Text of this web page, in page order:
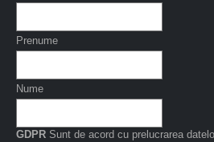
Prenume
Nume
GDPR Sunt de acord cu prelucrarea